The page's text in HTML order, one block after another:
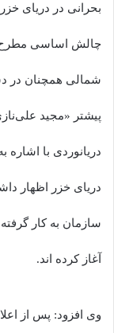
بحرانی در دریای
چالش اساسی مطرح
شمالی همچنان در
پیشتر «مجید
دریانوردی با
دریای خزر اظهار
سازمان به کار
آغاز کرده اند.
وی افزود: پس از